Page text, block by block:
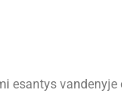
esantys vandenyje